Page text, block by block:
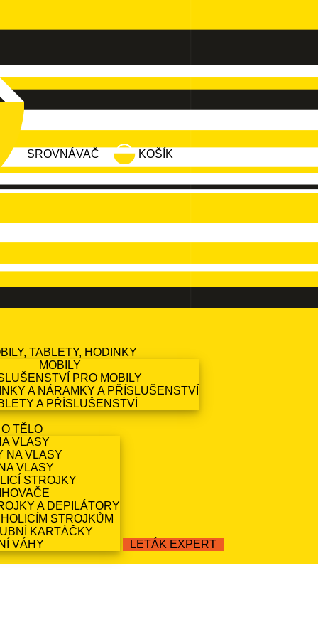
SROVNÁVAČ KOŠÍK
TABLETY, HODINKY
MOBILY
PRO MOBILY
A NÁRAMKY A PŘÍSLUŠENSTVÍ
A PŘÍSLUŠENSTVÍ
TĚLO
VLASY
NA VLASY
VLASY
STROJKY
A DEPILÁTORY
STROJKŮM
KARTÁČKY
VÁHY
LETÁK EXPERT